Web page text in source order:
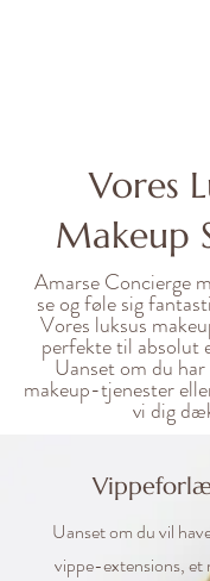
Vores
Makeup
Amarse Concierge
se og føle sig
Vores luksus
perfekte til absolut
Uanset om du
makeup-tjenester
vi dig
Uanset om du vil
vippe-extensions, et